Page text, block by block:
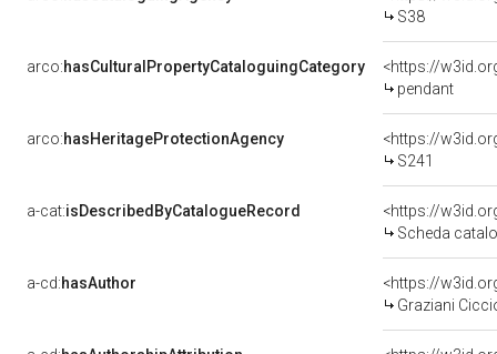
S38
arco:hasCulturalPropertyCataloguingCategory
<https://
pendant
arco:hasHeritageProtectionAgency
<https://
S241
a-cat:isDescribedByCatalogueRecord
<https://
Scheda
a-cd:hasAuthor
<https://
Graziani